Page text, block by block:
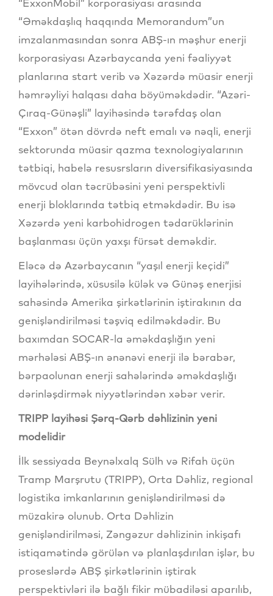
“Əməkdaşlıq haqqında Memorandum”un
imzalanmasından sonra ABŞ-ın məşhur enerji
korporasiyası Azərbaycanda yeni fəaliyyət
planlarına start verib və Xəzərdə müasir enerji
həmrəyliyi halqası daha böyüməkdədir. “Azəri-
Çıraq-Günəşli” layihəsində tərəfdaş olan
“Exxon” ötən dövrdə neft emalı və nəqli, enerji
sektorunda müasir qazma texnologiyalarının
tətbiqi, habelə resusrsların diversifikasiyasında
mövcud olan təcrübəsini yeni perspektivli
enerji bloklarında tətbiq etməkdədir. Bu isə
Xəzərdə yeni karbohidrogen tədarüklərinin
başlanması üçün yaxşı fürsət deməkdir.
Eləcə də Azərbaycanın “yaşıl enerji keçidi”
layihələrində, xüsusilə külək və Günəş enerjisi
sahəsində Amerika şirkətlərinin iştirakının da
genişləndirilməsi təşviq edilməkdədir. Bu
baxımdan SOCAR-la əməkdaşlığın yeni
mərhələsi ABŞ-ın ənənəvi enerji ilə bərabər,
bərpaolunan enerji sahələrində əməkdaşlığı
dərinləşdirmək niyyətlərindən xəbər verir.
TRIPP layihəsi Şərq-Qərb dəhlizinin yeni
modelidir
İlk sessiyada Beynəlxalq Sülh və Rifah üçün
Tramp Marşrutu (TRIPP), Orta Dəhliz, regional
logistika imkanlarının genişləndirilməsi də
müzakirə olunub. Orta Dəhlizin
genişləndirilməsi, Zəngəzur dəhlizinin inkişafı
istiqamətində görülən və planlaşdırılan işlər, bu
proseslərdə ABŞ şirkətlərinin iştirak
perspektivləri ilə bağlı fikir mübadiləsi aparılıb,